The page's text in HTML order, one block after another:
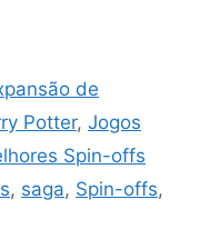
de
Potter, Jogos
Spin-offs
, saga, Spin-offs,